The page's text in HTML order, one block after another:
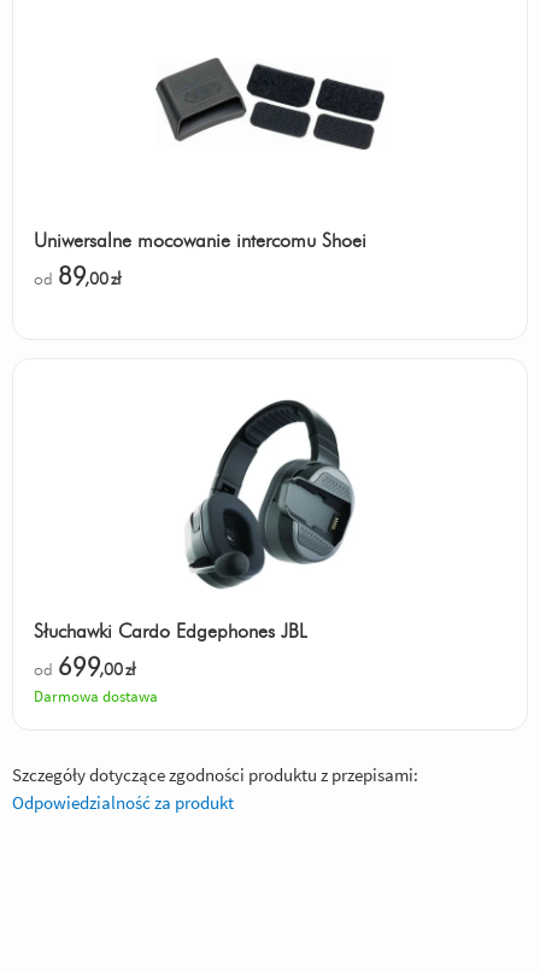
Uniwersalne mocowanie intercomu Shoei
od 89,00zł
Słuchawki Cardo Edgephones JBL
od 699,00zł
Darmowa dostawa
Szczegóły dotyczące zgodności produktu z przepisami:
Odpowiedzialność za produkt